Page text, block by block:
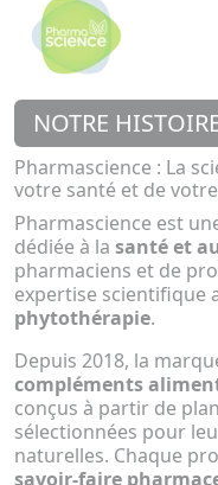
NOTRE
Pharmascience : La
votre santé et de
Pharmascience est
dédiée à la santé et
pharmaciens et de
expertise scientifique
phytothérapie.
Depuis 2018, la
compléments
conçus à partir de
sélectionnées pour
naturelles. Chaque
savoir-faire